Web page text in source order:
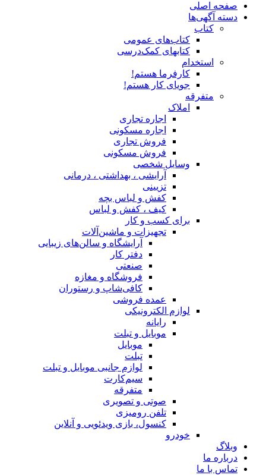
صفحه اصلی
دسته آگهی‌ها
کتاب
کتاب‌های عمومی
کتابهای کمک‌درسی
استخدام
کارفرما هستم!
جویای کار هستم!
متفرقه
املاک
اجاره تجاری
اجاره مسکونی
فروش تجاری
فروش مسکونی
وسایل شخصی
آرایشی ، بهداشتی ، درمانی
تزیینی
کفش و لباس بچه
کیف ، کفش و لباس
برای کسب و کار
تجهیزات و ماشین‌آلات
آرایشگاه و سالن‌های زیبایی
دفتر کار
صنعتی
فروشگاه و مغازه
کافی‌شاپ و رستوران
عمده فروشی
لوازم الکترونیکی
رایانه
موبایل و تبلت
موبایل
تبلت
لوازم جانبی موبایل و تبلت
سیم‌کارت
متفرقه
صوتی و تصویری
تلفن رومیزی
کنسول، بازی‌ ویدئویی و آنلاین
خودرو
وبلاگ
درباره ما
تماس با ما